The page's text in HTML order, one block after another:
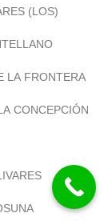
(LOS)
LA FRONTERA
CONCEPCIÓN